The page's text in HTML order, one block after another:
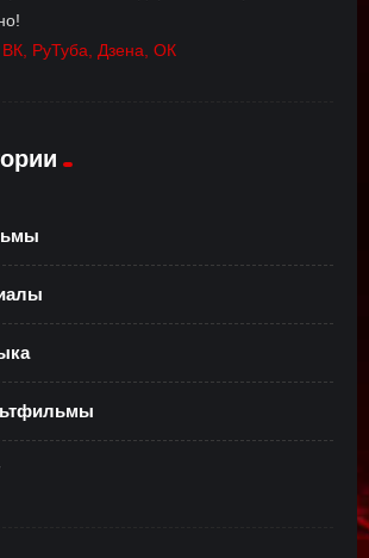
ВК, РуТуба, Дзена, ОК